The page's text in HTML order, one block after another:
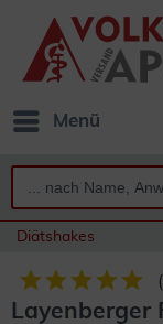
Menü
Diätshakes
(
Layenberger